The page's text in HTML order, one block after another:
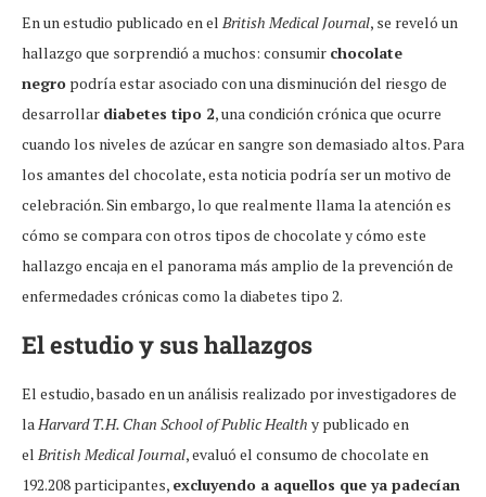
En un estudio publicado en el British Medical Journal, se reveló un
hallazgo que sorprendió a muchos: consumir chocolate
negro podría estar asociado con una disminución del riesgo de
desarrollar diabetes tipo 2, una condición crónica que ocurre
cuando los niveles de azúcar en sangre son demasiado altos. Para
los amantes del chocolate, esta noticia podría ser un motivo de
celebración. Sin embargo, lo que realmente llama la atención es
cómo se compara con otros tipos de chocolate y cómo este
hallazgo encaja en el panorama más amplio de la prevención de
enfermedades crónicas como la diabetes tipo 2.
El estudio y sus hallazgos
El estudio, basado en un análisis realizado por investigadores de
laHarvard T.H. Chan School of Public Health y publicado en
el British Medical Journal, evaluó el consumo de chocolate en
192.208 participantes, excluyendo a aquellos que ya padecían